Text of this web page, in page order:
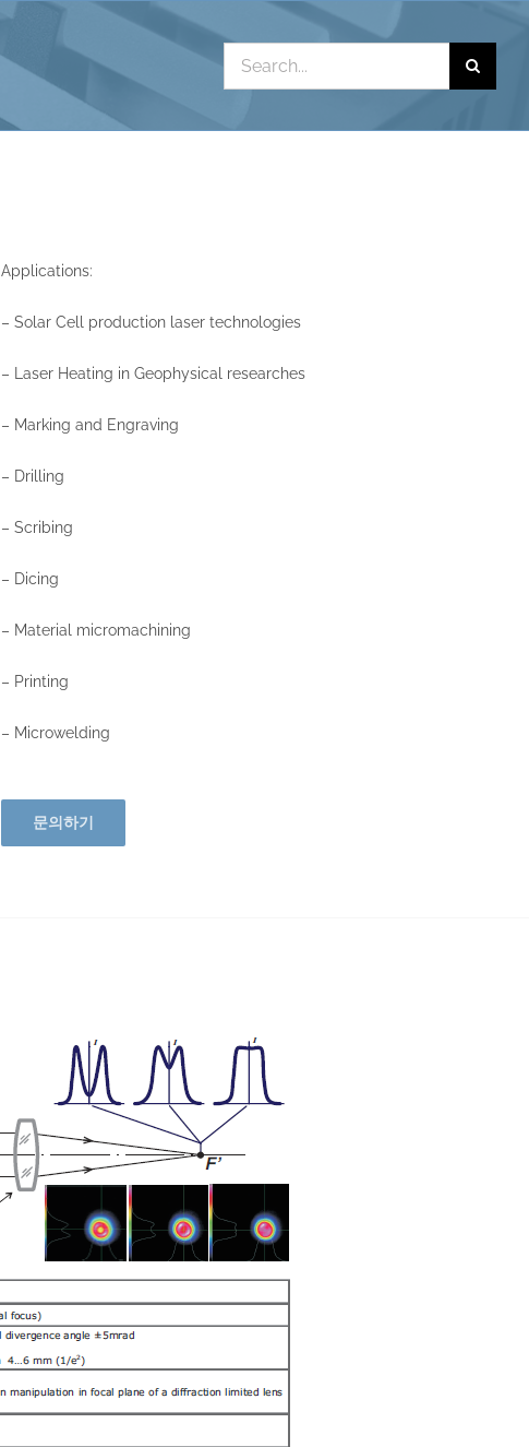
Search
for:
Applications:
– Solar Cell production laser technologies
– Laser Heating in Geophysical researches
– Marking and Engraving
– Drilling
– Scribing
– Dicing
– Material micromachining
– Printing
– Microwelding
문의하기